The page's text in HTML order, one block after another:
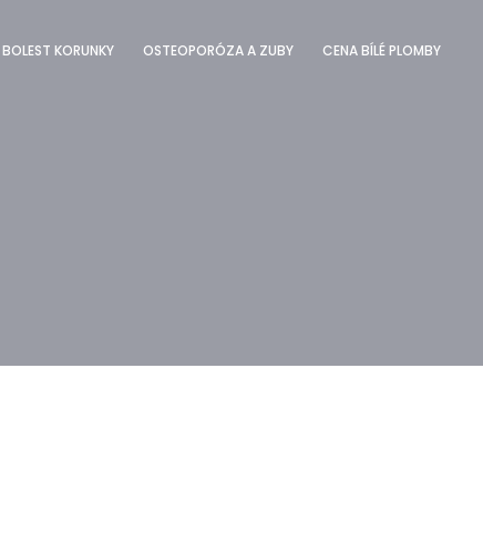
BOLEST KORUNKY OSTEOPORÓZA A ZUBY CENA BÍLÉ PLOMBY